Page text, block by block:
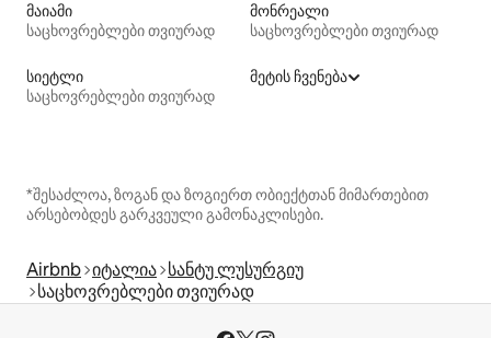
მაიამი
საცხოვრებლები თვიურად
მონრეალი
საცხოვრებლები თვიურად
სიეტლი
საცხოვრებლები თვიურად
მეტის ჩვენება
*შესაძლოა, ზოგან და ზოგიერთ ობიექტთან მიმართებით
არსებობდეს გარკვეული გამონაკლისები.
Airbnb იტალია სანტუ ლუსურგიუ
საცხოვრებლები თვიურად